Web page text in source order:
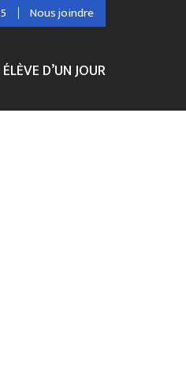
Nous joindre
ÉLÈVE D’UN JOUR